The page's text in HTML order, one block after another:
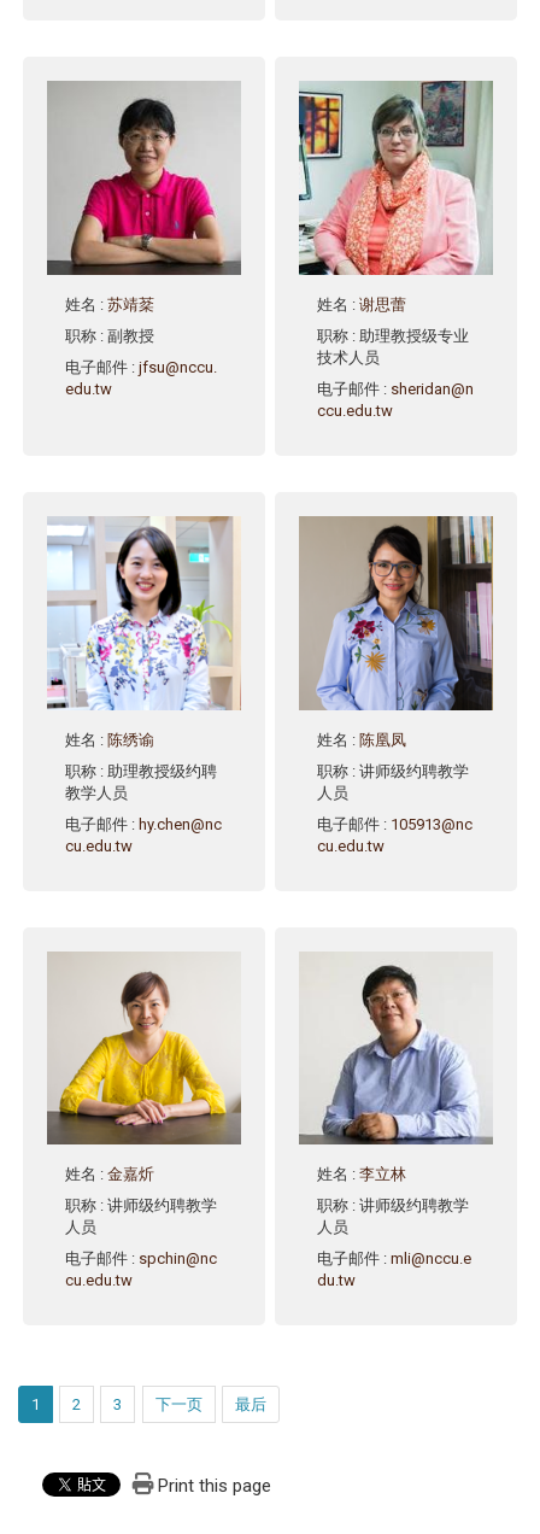
姓名 :苏靖棻
职称 : 副教授
电子邮件 :jfsu@nccu.
edu.tw
姓名 :谢思蕾
职称 : 助理教授级专业
技术人员
电子邮件 : sheridan@n
ccu.edu.tw
姓名 :陈绣谕
职称 : 助理教授级约聘
教学人员
电子邮件 :hy.chen@nc
cu.edu.tw
姓名 :陈凰凤
职称 : 讲师级约聘教学
人员
电子邮件 : 105913@nc
cu.edu.tw
姓名 :金嘉炘
职称 : 讲师级约聘教学
人员
电子邮件 : spchin@nc
cu.edu.tw
姓名 :李立林
职称 : 讲师级约聘教学
人员
电子邮件 :mli@nccu.e
du.tw
1 2 3 下一页 最后
Print this page